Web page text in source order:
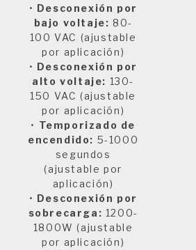
• Desconexión por
bajo voltaje: 80-
100 VAC (ajustable
por aplicación)
• Desconexión por
alto voltaje: 130-
150 VAC (ajustable
por aplicación)
• Temporizado de
encendido: 5-1000
segundos
(ajustable por
aplicación)
• Desconexión por
sobrecarga: 1200-
1800W (ajustable
por aplicación)